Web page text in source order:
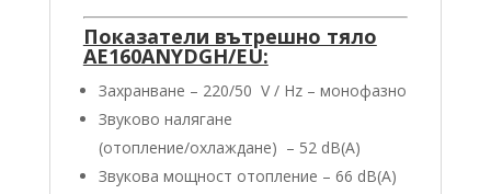
Показатели вътрешно тяло
AE160ANYDGH/EU:
Захранване – 220/50 V / Hz – монофазно
Звуково налягане
(отопление/oхлаждане) – 52 dB(A)
Звукова мощност отопление – 66 dB(A)